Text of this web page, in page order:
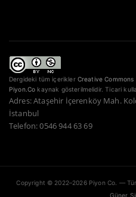
Dergideki tüm içerikler Creative Commons
Piyon.Co kaynak gösterilmelidir. Ticari
Adres: Ataşehir İçerenköy Mah.
İstanbul
Telefon: 0546 944 63 69
Copyright © 2022–2026 Piyon Co. —
Güner